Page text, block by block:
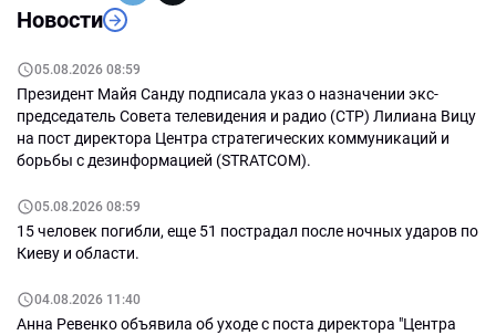
Новости
05.08.2026 08:59
Президент Майя Санду подписала указ о назначении экс-
председатель Совета телевидения и радио (СТР) Лилиана Вицу
на пост директора Центра стратегических коммуникаций и
борьбы с дезинформацией (STRATCOM).
05.08.2026 08:59
15 человек погибли, еще 51 пострадал после ночных ударов по
Киеву и области.
04.08.2026 11:40
Анна Ревенко объявила об уходе с поста директора "Центра